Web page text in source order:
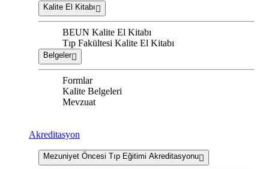
Kalite El Kitabı
BEUN Kalite El Kitabı
Tıp Fakültesi Kalite El Kitabı
Belgeler
Formlar
Kalite Belgeleri
Mevzuat
Akreditasyon
Mezuniyet Öncesi Tıp Eğitimi Akreditasyonu